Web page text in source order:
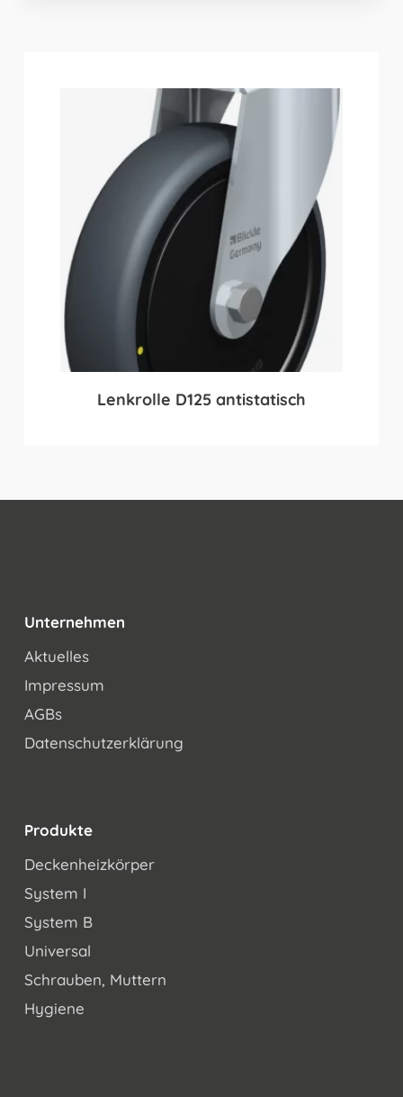
Lenkrolle D125 antistatisch
Unternehmen
Aktuelles
Impressum
AGBs
Datenschutzerklärung
Produkte
Deckenheizkörper
System I
System B
Universal
Schrauben, Muttern
Hygiene